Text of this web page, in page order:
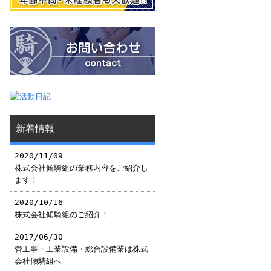
新着情報
2020/11/09
株式会社傾騎組の業務内容をご紹介し
ます！
2020/10/16
株式会社傾騎組のご紹介！
2017/06/30
管工事・工業設備・総合設備業は株式
会社傾騎組へ